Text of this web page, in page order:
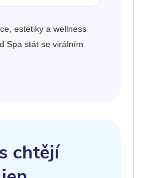
estetiky a wellness
Spa stát se virálním
chtějí